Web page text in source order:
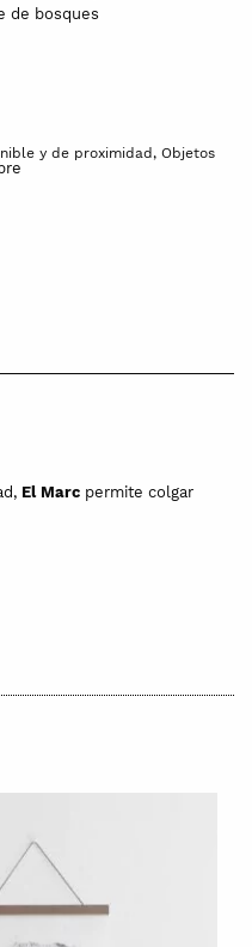
de bosques
y de proximidad, Objetos
El Marc permite colgar
a tu hogar, oficina
(Barcelona) y el